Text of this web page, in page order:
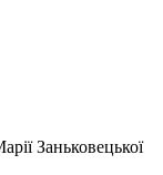
Заньковецької